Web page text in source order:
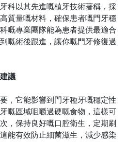
科以其先進嘅植牙技術著稱，採
高質量嘅材料，確保患者嘅門牙穩
嘅專業團隊能為患者提供最適合
嘅術後跟進，讓你嘅門牙修復過
議
，它能影響到門牙種牙嘅穩定性
嘅區域咀嚼過硬嘅食物，這樣可
，保持良好嘅口腔衛生，定期刷
能有效防止細菌滋生，減少感染